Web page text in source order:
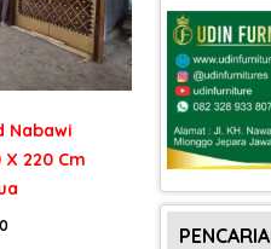
Nabawi
220 Cm